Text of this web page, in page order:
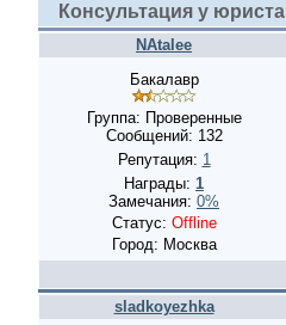
Консультация у юриста
NAtalee
Бакалавр
Группа: Проверенные
Сообщений: 132
Репутация: 1
Награды: 1
Замечания: 0%
Статус: Offline
Город: Москва
sladkoyezhka